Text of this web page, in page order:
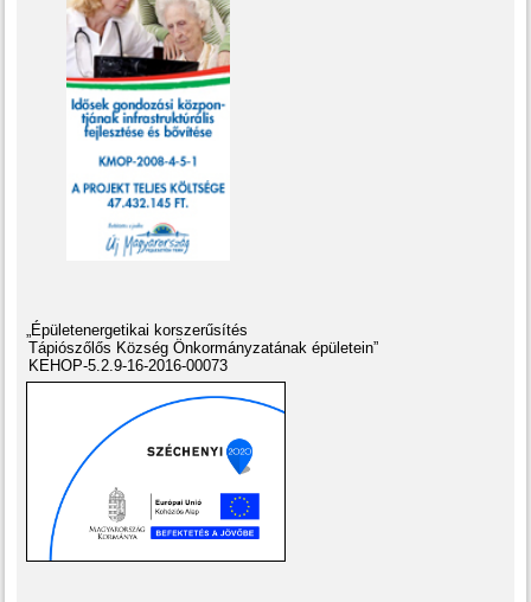
„Épületenergetikai korszerűsítés
Tápiószőlős Község Önkormányzatának épületein”
KEHOP-5.2.9-16-2016-00073